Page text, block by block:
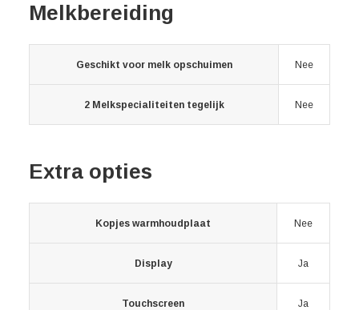
Melkbereiding
Geschikt voor melk opschuimen Nee
2 Melkspecialiteiten tegelijk Nee
Extra opties
Kopjes warmhoudplaat Nee
Display Ja
Touchscreen Ja